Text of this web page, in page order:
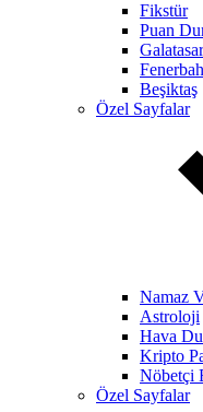
Fikstür
Puan
Beşiktaş
Özel Sayfalar
Namaz
Astroloji
Hava
Kripto
Nöbetçi
Özel Sayfalar